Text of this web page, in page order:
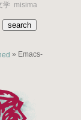
学 misima
» Emacs-